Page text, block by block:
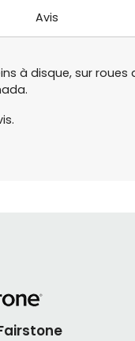
Avis
à disque, sur